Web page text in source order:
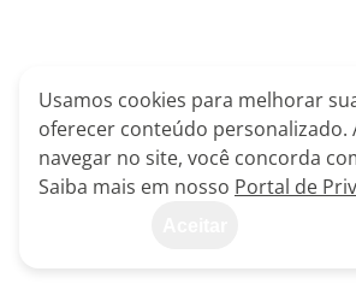
Usamos cookies para melhorar
oferecer conteúdo personalizado.
navegar no site, você concorda
Saiba mais em nosso Portal de